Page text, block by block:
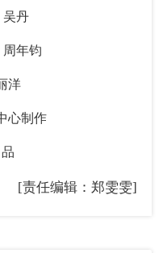
吴丹
年钧
洋
心制作
[责任编辑：郑雯雯]